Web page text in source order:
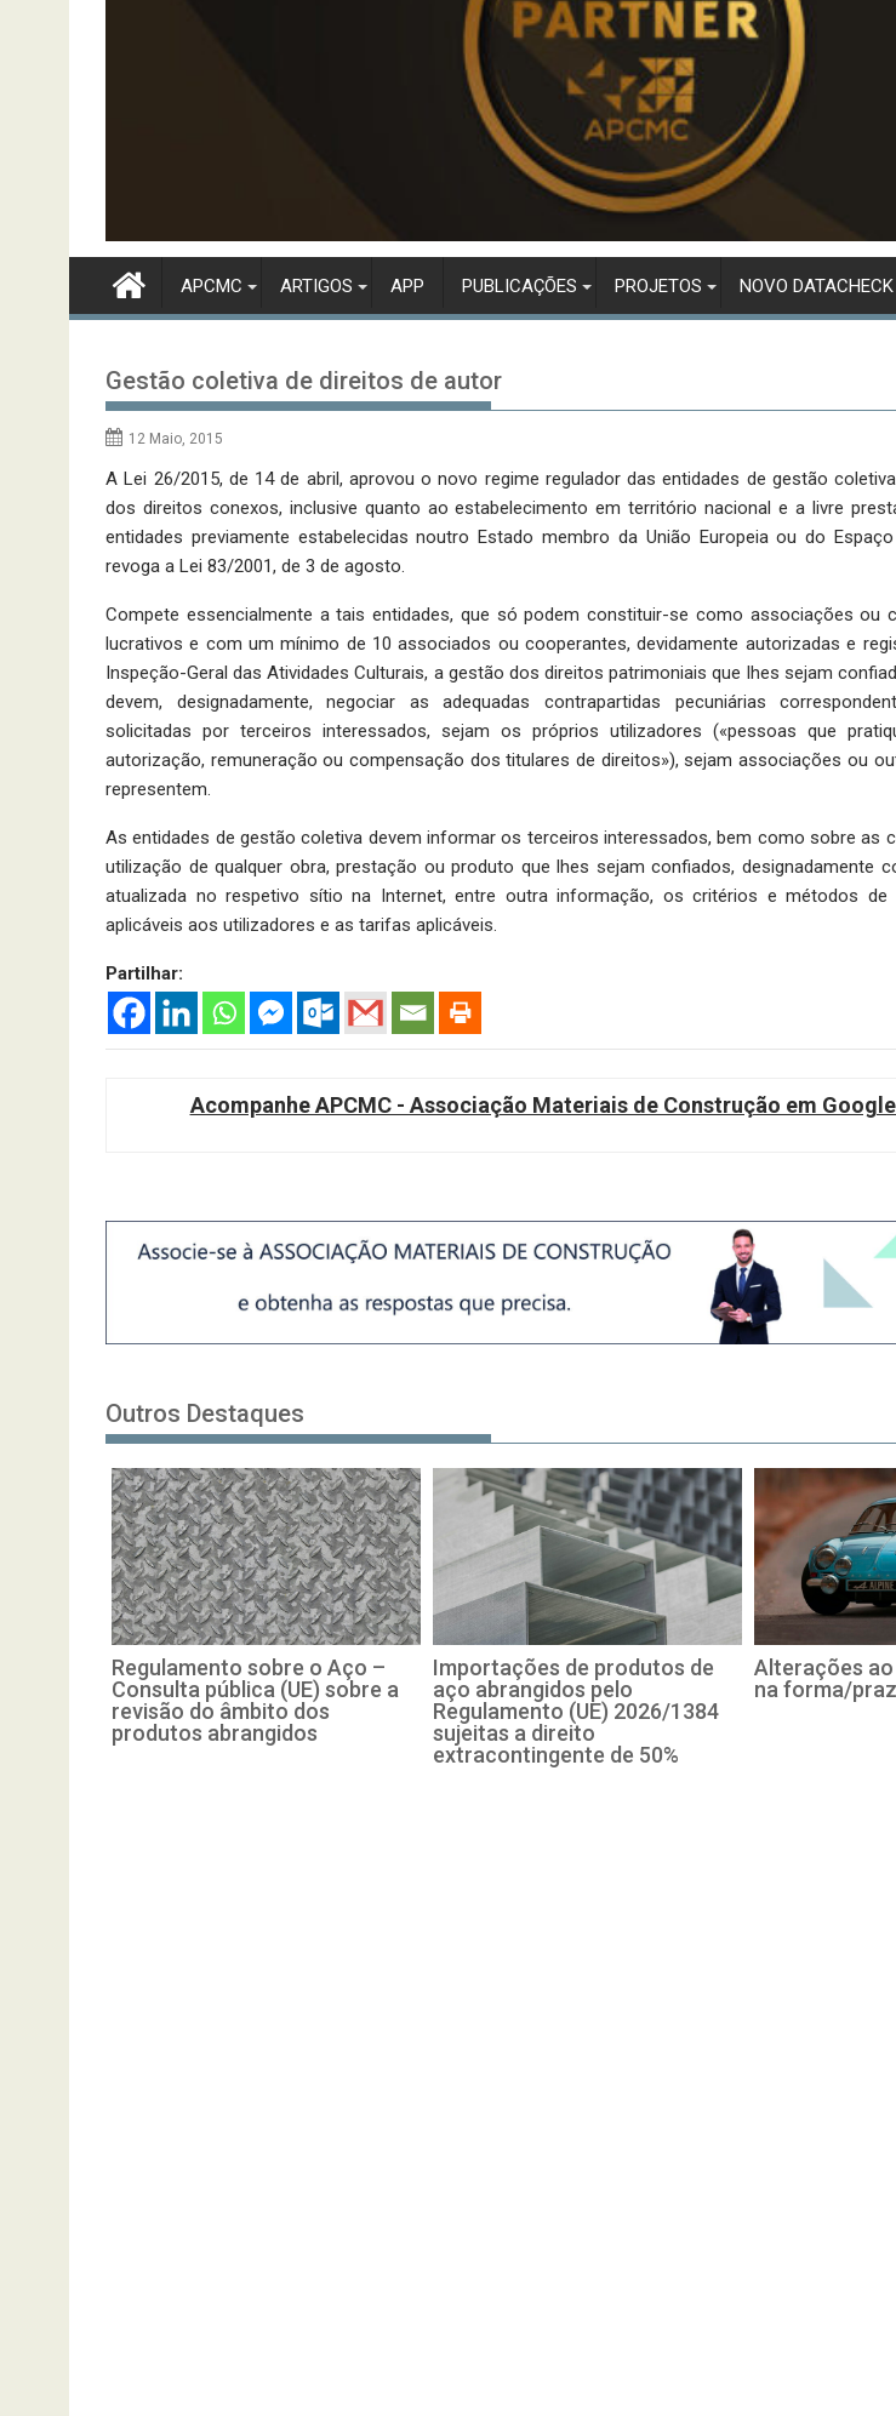
APCMC ARTIGOS APP PUBLICAÇÕES PROJETOS NOVO DATACHECK
Gestão coletiva de direitos de autor
12 Maio, 2015
A Lei 26/2015, de 14 de abril, aprovou o novo regime regulador das entidades de gestão
dos direitos conexos, inclusive quanto ao estabelecimento em território nacional e a livre
entidades previamente estabelecidas noutro Estado membro da União Europeia ou do
revoga a Lei 83/2001, de 3 de agosto.
Compete essencialmente a tais entidades, que só podem constituir-se como associações ou
lucrativos e com um mínimo de 10 associados ou cooperantes, devidamente autorizadas e
Inspeção-Geral das Atividades Culturais, a gestão dos direitos patrimoniais que lhes sejam
devem, designadamente, negociar as adequadas contrapartidas pecuniárias
solicitadas por terceiros interessados, sejam os próprios utilizadores («pessoas que
autorização, remuneração ou compensação dos titulares de direitos»), sejam associações ou
representem.
As entidades de gestão coletiva devem informar os terceiros interessados, bem como sobre as
utilização de qualquer obra, prestação ou produto que lhes sejam confiados, designadamente
atualizada no respetivo sítio na Internet, entre outra informação, os critérios e métodos
aplicáveis aos utilizadores e as tarifas aplicáveis.
Partilhar:
Acompanhe APCMC - Associação Materiais de Construção em
Outros Destaques
Regulamento sobre o Aço –
Consulta pública (UE) sobre a
revisão do âmbito dos
produtos abrangidos
Importações de produtos de
aço abrangidos pelo
Regulamento (UE) 2026/1384
sujeitas a direito
extracontingente de 50%
Alterações ao
na forma/